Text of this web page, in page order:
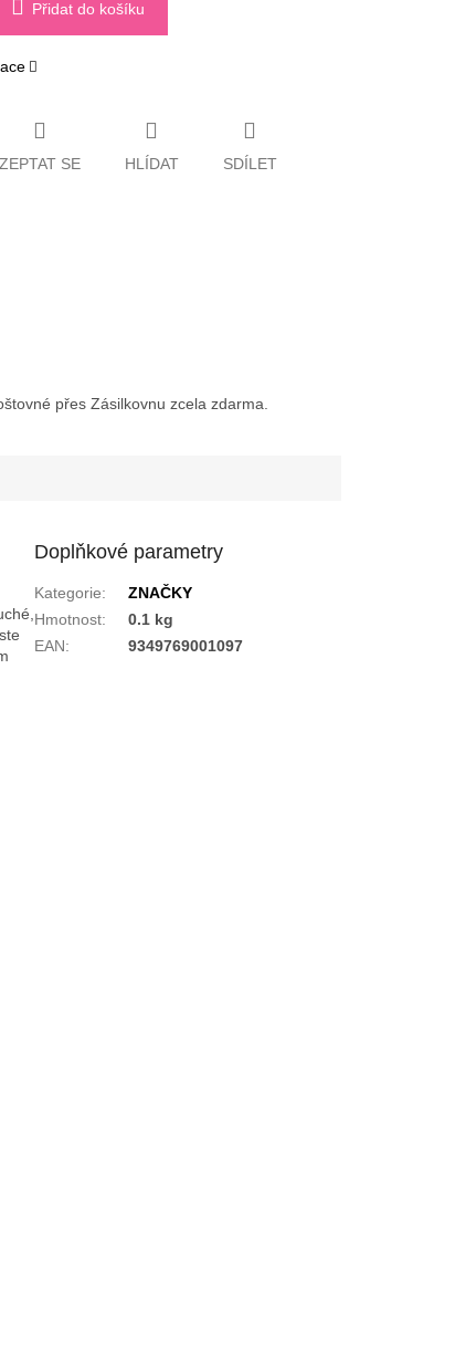
Přidat do košíku
ZEPTAT SE HLÍDAT SDÍLET
přes Zásilkovnu zcela zdarma.
Doplňkové parametry
Kategorie:
ZNAČKY
Hmotnost:
0.1 kg
EAN: 9349769001097